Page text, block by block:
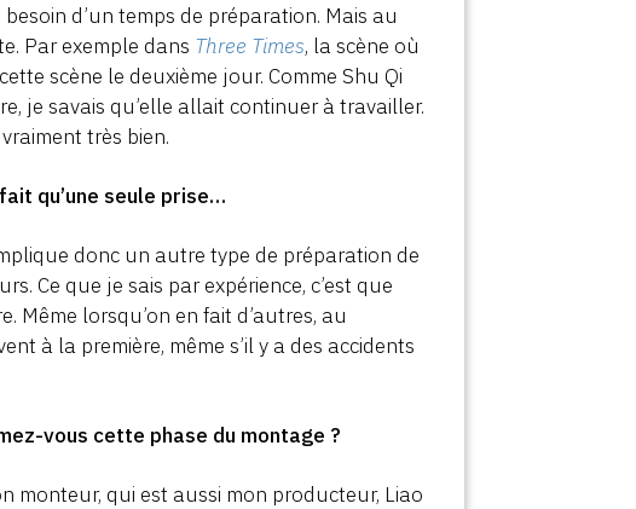
d’un temps de préparation. Mais au
Par exemple dans Three Times, la scène où
scène le deuxième jour. Comme Shu Qi
je savais qu’elle allait continuer à travailler.
très bien.
qu’une seule prise…
donc un autre type de préparation de
Ce que je sais par expérience, c’est que
Même lorsqu’on en fait d’autres, au
à la première, même s’il y a des accidents
vous cette phase du montage ?
monteur, qui est aussi mon producteur, Liao